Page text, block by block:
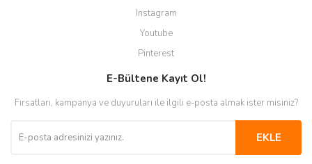
Instagram
Youtube
Pinterest
E-Bültene Kayıt Ol!
Fırsatları, kampanya ve duyuruları ile ilgili e-posta almak ister misiniz?
EKLE